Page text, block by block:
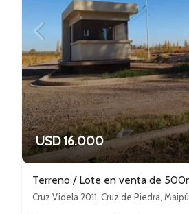
USD 16.000
Cruz Videla 2011, Cruz de Piedra, Maipú